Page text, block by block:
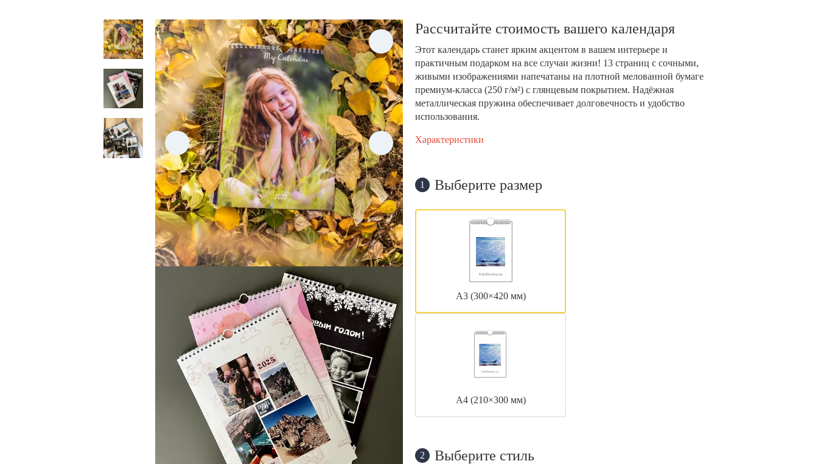
Рассчитайте стоимость вашего календаря
Этот календарь станет ярким акцентом в вашем интерьере и
практичным подарком на все случаи жизни! 13 страниц с сочными,
живыми изображениями напечатаны на плотной мелованной бумаге
премиум-класса (250 г/м²) с глянцевым покрытием. Надёжная
металлическая пружина обеспечивает долговечность и удобство
использования.
Характеристики
1 Выберите размер
А3 (300×420 мм)
А4 (210×300 мм)
2 Выберите стиль